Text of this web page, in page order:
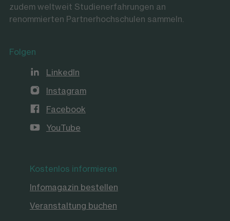
zudem weltweit Studienerfahrungen an
renommierten Partnerhochschulen sammeln.
Folgen
LinkedIn
Instagram
Facebook
YouTube
Kostenlos informieren
Infomagazin bestellen
Veranstaltung buchen